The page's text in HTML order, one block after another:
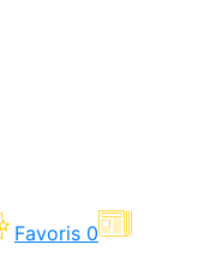
Favoris 0